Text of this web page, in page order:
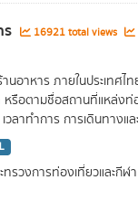
16921 total views
านอาหาร ภายในประเทศ
รือตามชื่อสถานที่แหล่งท่
วลาทำการ การเดินทาง
รวงการท่องเที่ยวและกีฬา